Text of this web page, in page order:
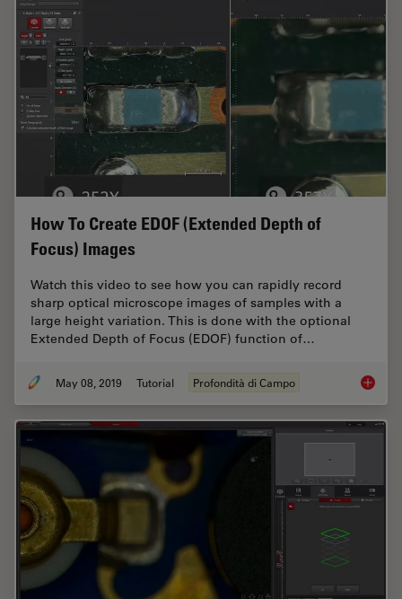
How To Create EDOF (Extended Depth of
Focus) Images
Watch this video to see how you can rapidly record
sharp optical microscope images of samples with a
large height variation. This is done with the optional
Extended Depth of Focus (EDOF) function of…
May 08, 2019 Tutorial Profondità di Campo How